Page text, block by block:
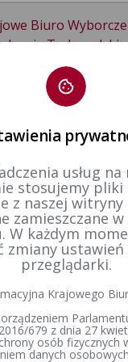
Biuro
Wybory do Sejmu i do Senatu Wybory uzupełniające do Senatu RP
Komisji Wyborczej z
rozwiązania okręgowej i
powołanych w celu
do Senatu
usług na
stosujemy pliki
z naszej witryny
zamieszczane
W każdym
zmiany ustawień
przeglądarki.
Krajowego
679 z dnia 27
osób fizycznych
danych